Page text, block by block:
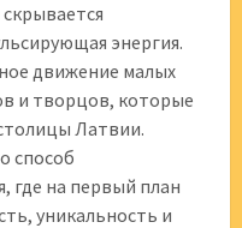
энергия.
движение малых
и творцов, которые
Латвии.
способ
где на первый план
уникальность и